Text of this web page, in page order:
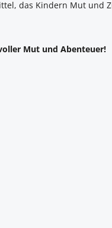
das Kindern Mut
Mut und Abenteuer!